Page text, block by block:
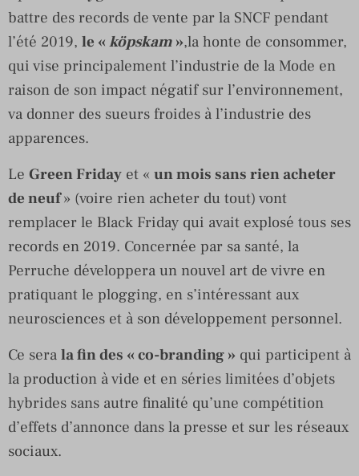
battre des records de vente par la SNCF pendant
l’été 2019, le « köpskam »,la honte de consommer,
qui vise principalement l’industrie de la Mode en
raison de son impact négatif sur l’environnement,
va donner des sueurs froides à l’industrie des
apparences.
Le Green Friday et « un mois sans rien acheter
de neuf» (voire rien acheter du tout) vont
remplacer le Black Friday qui avait explosé tous ses
records en 2019. Concernée par sa santé, la
Perruche développera un nouvel art de vivre en
pratiquant le plogging, en s’intéressant aux
neurosciences et à son développement personnel.
Ce sera la fin des « co-branding » qui participent à
la production à vide et en séries limitées d’objets
hybrides sans autre finalité qu’une compétition
d’effets d’annonce dans la presse et sur les réseaux
sociaux.